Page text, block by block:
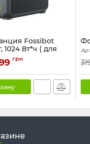
Fossibot
1024 Вт*ч ( для
грн